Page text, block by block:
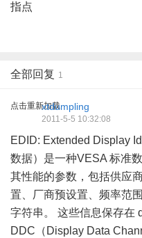
指点
全部回复 1
点击重新加载xtdumpling
2011-5-5 10:32:08
EDID: Extended Display
数据）是一种VESA 标准
其性能的参数，包括供应
置、厂商预设置、频率范
字符串。 这些信息保存在
DDC（Display Data